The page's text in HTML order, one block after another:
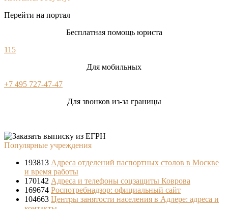
Перейти на портал
Бесплатная помощь юриста
115
Для мобильных
+7 495 727-47-47
Для звонков из-за границы
Популярные учреждения
193813 Адреса отделений паспортных столов в Москве
и время работы
170142 Адреса и телефоны соцзащиты Коврова
169674 Роспотребнадзор: официальный сайт
104663 Центры занятости населения в Адлере: адреса и